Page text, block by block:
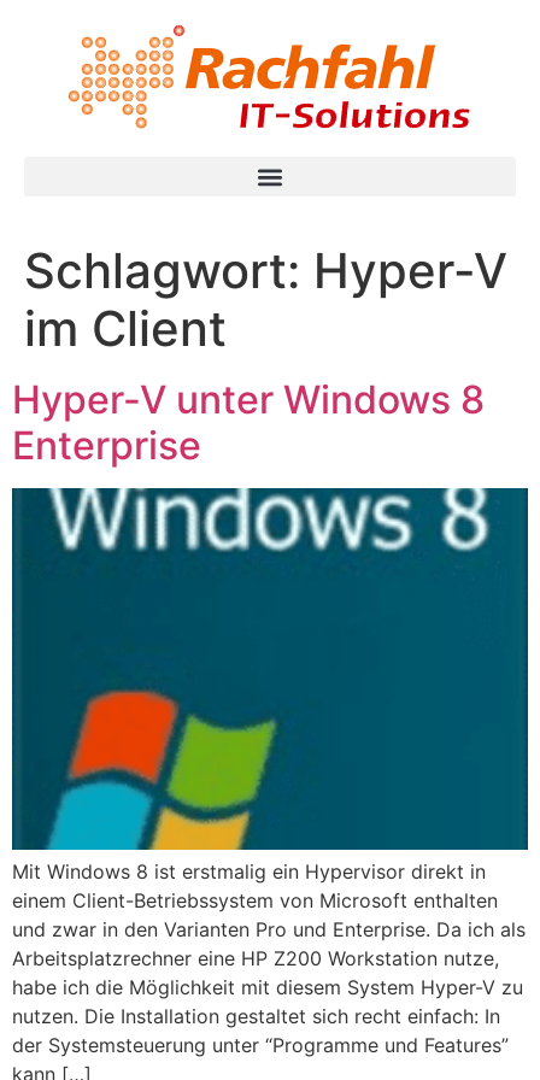
Schlagwort: Hyper-V
im Client
Hyper-V unter Windows 8
Enterprise
Mit Windows 8 ist erstmalig ein Hypervisor direkt in
einem Client-Betriebssystem von Microsoft enthalten
und zwar in den Varianten Pro und Enterprise. Da ich als
Arbeitsplatzrechner eine HP Z200 Workstation nutze,
habe ich die Möglichkeit mit diesem System Hyper-V zu
nutzen. Die Installation gestaltet sich recht einfach: In
der Systemsteuerung unter “Programme und Features”
kann […]